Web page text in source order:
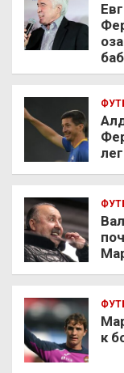
к